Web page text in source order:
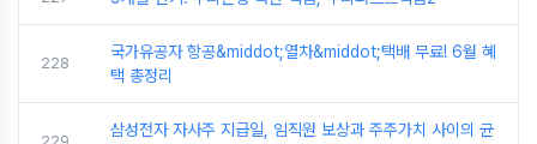
228
국가유공자 항공&middot;열차&middot;택배 무료! 6월 혜
택 총정리
삼성전자 자사주 지급일, 임직원 보상과 주주가치 사이의 균